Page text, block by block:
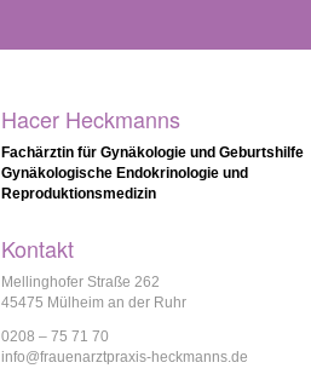
Hacer Heckmanns
Fachärztin für Gynäkologie und Geburtshilfe
Gynäkologische Endokrinologie und
Reproduktionsmedizin
Kontakt
Mellinghofer Straße 262
45475 Mülheim an der Ruhr
0208 – 75 71 70
info@frauenarztpraxis-heckmanns.de